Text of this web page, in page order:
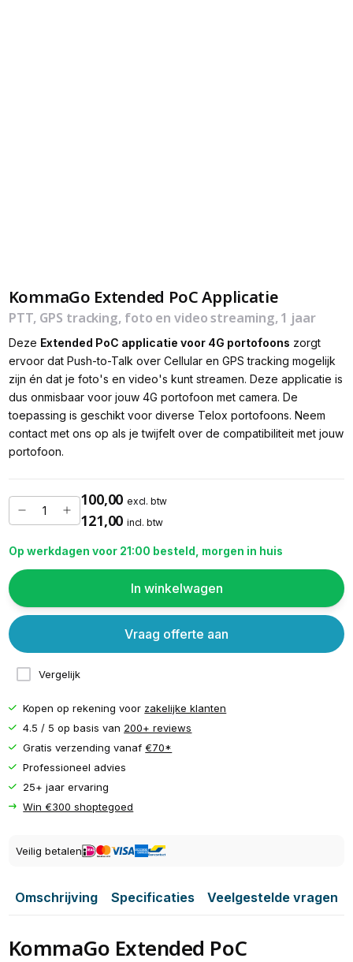
KommaGo Extended PoC Applicatie
PTT, GPS tracking, foto en video streaming, 1 jaar
Deze Extended PoC applicatie voor 4G portofoons zorgt
ervoor dat Push-to-Talk over Cellular en GPS tracking mogelijk
zijn én dat je foto's en video's kunt streamen. Deze applicatie is
dus onmisbaar voor jouw 4G portofoon met camera. De
toepassing is geschikt voor diverse Telox portofoons. Neem
contact met ons op als je twijfelt over de compatibiliteit met jouw
portofoon.
100,00 excl. btw
121,00 incl. btw
Op werkdagen voor 21:00 besteld, morgen in huis
In winkelwagen
Vergelijk
Vraag offerte aan
Kopen op rekening voor zakelijke klanten
4.5 / 5 op basis van 200+ reviews
Gratis verzending vanaf€70*
Professioneel advies
25+ jaar ervaring
Win €300 shoptegoed
Veilig betalen
Omschrijving Specificaties Veelgestelde vragen
KommaGo Extended PoC